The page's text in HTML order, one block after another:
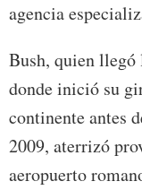
agencia
Bush, quien llegó
donde inició su
continente antes
2009, aterrizó
aeropuerto